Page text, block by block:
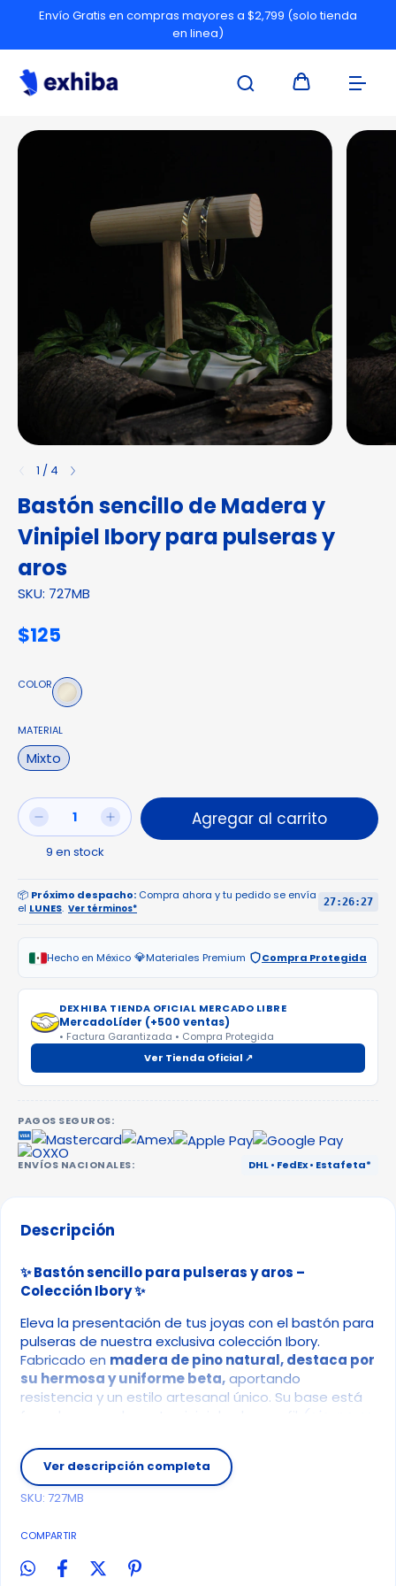
Envío Gratis en compras mayores a $2,799 (solo tienda
en linea)
1 / 4
Bastón sencillo de Madera y
Vinipiel Ibory para pulseras y
aros
SKU: 727MB
$125
COLOR
MATERIAL
Mixto
9 en stock
📦 Próximo despacho: Compra ahora y tu pedido se envía
el LUNES. Ver términos* 27:26:27
Hecho en México 💎Materiales Premium Compra Protegida
DEXHIBA TIENDA OFICIAL MERCADO LIBRE
MercadoLíder (+500 ventas)
• Factura Garantizada • Compra Protegida
Ver Tienda Oficial ↗
PAGOS SEGUROS:
ENVÍOS NACIONALES: DHL • FedEx • Estafeta*
Descripción
✨ Bastón sencillo para pulseras y aros –
Colección Ibory ✨
Eleva la presentación de tus joyas con el bastón para
pulseras de nuestra exclusiva colección Ibory.
Fabricado en madera de pino natural, destaca por
su hermosa y uniforme beta,aportando
resistencia y un estilo artesanal único. Su base está
(ojo, no es
lujo y funcionalidad.
📏Medidas aproximadas:
Frente: 15 cm
Ver descripción completa
SKU: 727MB
COMPARTIR